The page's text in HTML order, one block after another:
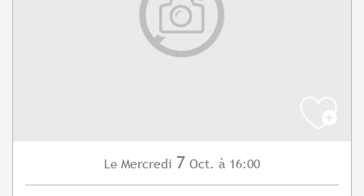
Le Mercredi 7 Oct. à 16:00